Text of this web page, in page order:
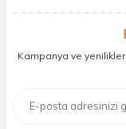
mobil şubesi ile
etmektedir. Havale-
müşterilerini ödeme
sorumluluğu kesinlikle
yapılan her ürün için
bağış işlemi
Kampanya ve